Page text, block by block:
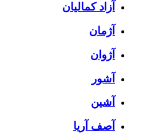
آزاد کمالیان
آژمان
آژوان
آشور
آشین
آصف آریا